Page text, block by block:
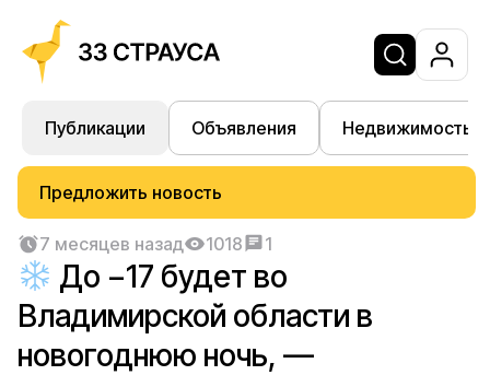
Публикации Объявления Недвижимость
Предложить новость
7 месяцев назад 1018 1
До −17 будет во
Владимирской области в
новогоднюю ночь, —